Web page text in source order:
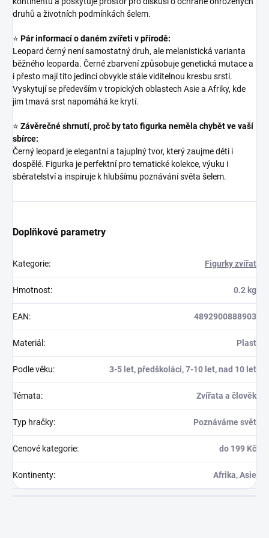
druhů a životních podmínkách šelem.
⭐ Pár informací o daném zvířeti v přírodě:
Leopard černý není samostatný druh, ale melanistická varianta
běžného leoparda. Černé zbarvení způsobuje genetická mutace a
i přesto mají tito jedinci obvykle stále viditelnou kresbu srsti.
Vyskytují se především v tropických oblastech Asie a Afriky, kde
jim tmavá srst napomáhá ke krytí.
⭐ Závěrečné shrnutí, proč by tato figurka neměla chybět ve vaší
sbírce:
Černý leopard je elegantní a tajuplný tvor, který zaujme děti i
dospělé. Figurka je perfektní pro tematické kolekce, výuku i
sběratelství a inspiruje k hlubšímu poznávání světa šelem.
Doplňkové parametry
Kategorie: Figurky zvířat
Hmotnost: 0.2 kg
EAN: 4892900888903
Materiál : Plast
Podle věku: 3-5 let, předškoláci, 7-10 let, nad 10 let
Témata: Zvířata a člověk
Typ hračky: Poznáváme svět
Cenové kategorie: do 199 Kč
Kontinenty: Afrika, Asie